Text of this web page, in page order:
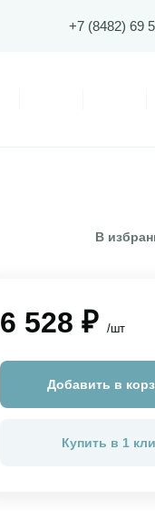
+7 (8482) 69
В
6 528 ₽ /шт
Добавить в
Купить в 1